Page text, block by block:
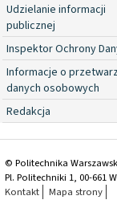
Udzielanie informacji
publicznej
Inspektor Ochrony
Informacje o
danych osobowych
Redakcja
© Politechnika
Pl. Politechniki 1, 00-661
Kontakt
Mapa strony